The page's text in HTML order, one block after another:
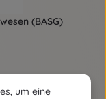
(BASG)
um eine